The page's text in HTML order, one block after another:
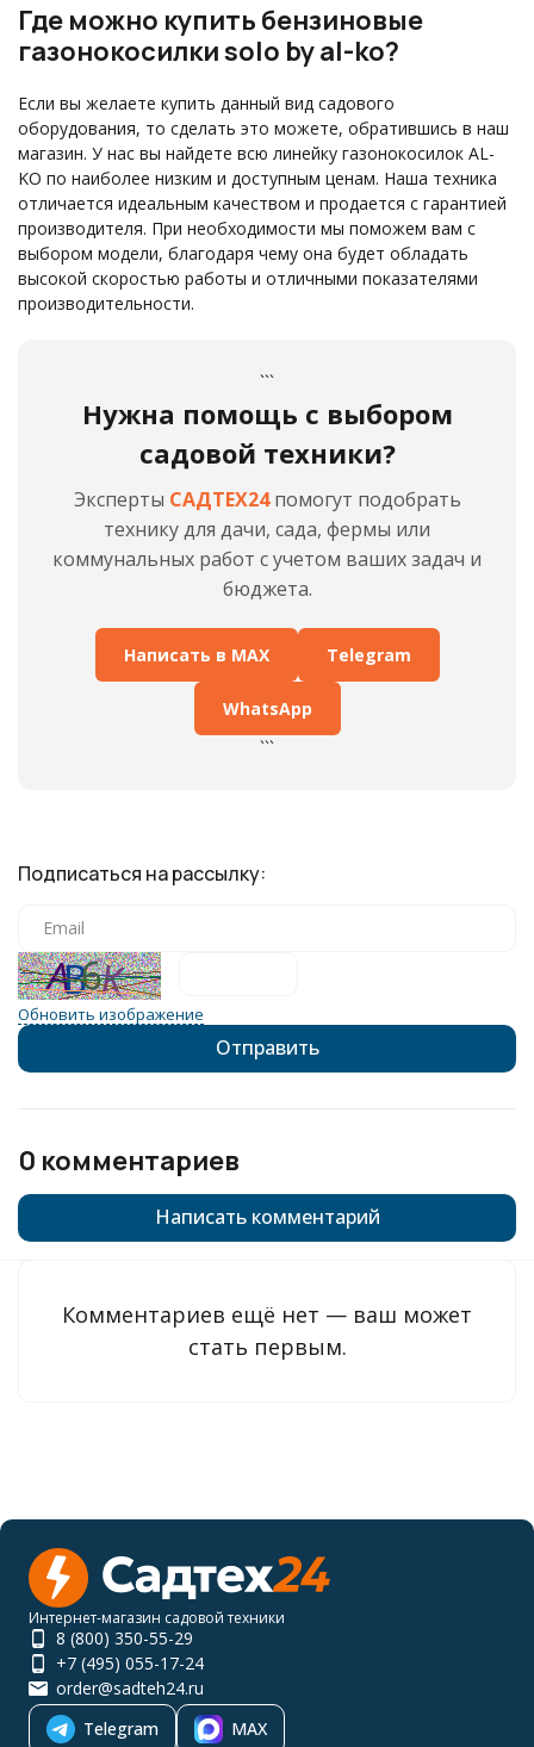
Где можно купить бензиновые
газонокосилки solo by al-ko?
Если вы желаете купить данный вид садового
оборудования, то сделать это можете, обратившись в наш
магазин. У нас вы найдете всю линейку газонокосилок AL-
KO по наиболее низким и доступным ценам. Наша техника
отличается идеальным качеством и продается с гарантией
производителя. При необходимости мы поможем вам с
выбором модели, благодаря чему она будет обладать
высокой скоростью работы и отличными показателями
производительности.
```
Нужна помощь с выбором
садовой техники?
Эксперты САДТЕХ24помогут подобрать
технику для дачи, сада, фермы или
коммунальных работ с учетом ваших задач и
бюджета.
Написать в MAX Telegram
WhatsApp
```
Подписаться на рассылку:
Обновить изображение
0 комментариев
Написать комментарий
Комментариев ещё нет — ваш может
стать первым.
Интернет-магазин садовой техники
8 (800) 350-55-29
+7 (495) 055-17-24
order@sadteh24.ru
Telegram
MAX